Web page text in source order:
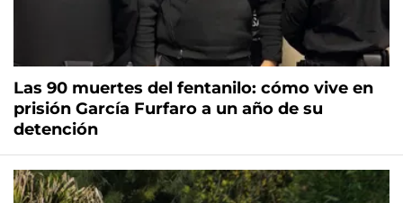
Las 90 muertes del fentanilo: cómo vive en
prisión García Furfaro a un año de su
detención